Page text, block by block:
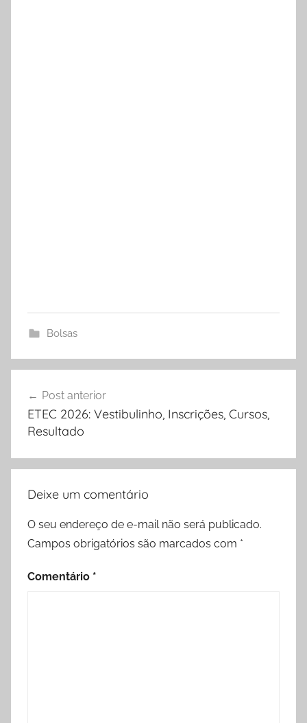
Bolsas
de
Post
Post anterior
ETEC 2026: Vestibulinho, Inscrições, Cursos,
Resultado
Deixe um comentário
O seu endereço de e-mail não será publicado.
Campos obrigatórios são marcados com *
Comentário *